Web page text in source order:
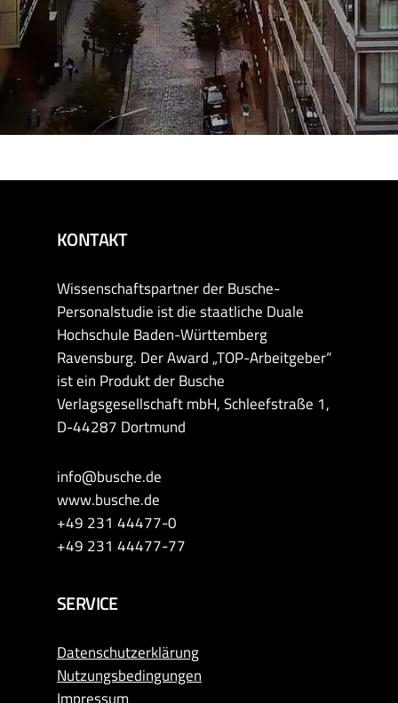
KONTAKT
Wissenschaftspartner der Busche-
Personalstudie ist die staatliche Duale
Hochschule Baden-Württemberg
Ravensburg. Der Award „TOP-Arbeitgeber“
ist ein Produkt der Busche
Verlagsgesellschaft mbH, Schleefstraße 1,
D-44287 Dortmund
info@busche.de
www.busche.de
+49 231 44477-0
+49 231 44477-77
SERVICE
Datenschutzerklärung
Nutzungsbedingungen
Impressum